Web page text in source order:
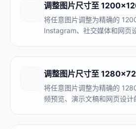
调整图片尺寸至
将任意图片调整为精确的
Instagram、社交媒体和网页
调整图片尺寸至
将任意图片调整为精确的
频预览、演示文稿和网页设计